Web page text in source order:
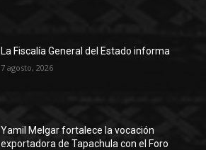
La Fiscalía General del Estado informa
7 agosto, 2026
Yamil Melgar fortalece la vocación
exportadora de Tapachula con el Foro